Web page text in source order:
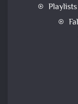
Playlists